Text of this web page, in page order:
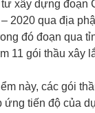
xây dựng đoạn
2020 qua địa
đó đoạn qua
11 gói thầu xây
này, các gói
ứng tiến độ của